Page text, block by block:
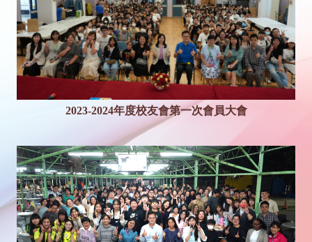
2023-2024年度校友會第一次會員大會